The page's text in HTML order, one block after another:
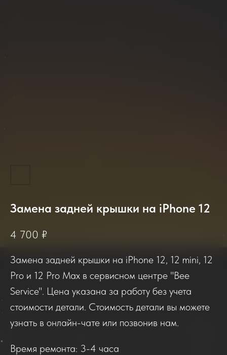
Замена задней крышки на iPhone 12
4 700 ₽
Замена задней крышки на iPhone 12, 12 mini, 12
Pro и 12 Pro Max в сервисном центре "Bee
Service". Цена указана за работу без учета
стоимости детали. Стоимость детали вы можете
узнать в онлайн-чате или позвонив нам.
Время ремонта: 3-4 часа
Если вы обращались в наш сервисный центр,
просим вас поделиться своим отзывом. Нам
очень важно услышать ваше мнение о
качестве нашей работы!
Отзывы о нашем сервисе